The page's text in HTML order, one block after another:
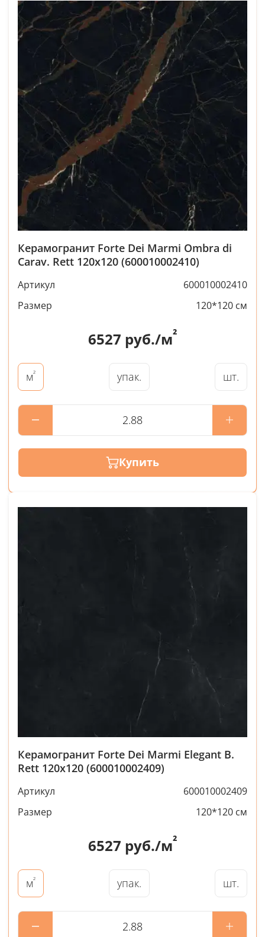
Керамогранит Forte Dei Marmi Ombra di
Carav. Rett 120x120 (600010002410)
Артикул
600010002410
Размер
120*120 см
6527 руб./м²
м² упак. шт.
Купить
Керамогранит Forte Dei Marmi Elegant B.
Rett 120x120 (600010002409)
Артикул
600010002409
Размер
120*120 см
6527 руб./м²
м² упак. шт.